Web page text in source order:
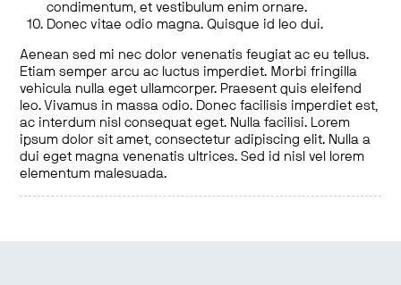
condimentum, et vestibulum enim ornare.
Donec vitae odio magna. Quisque id leo dui.
Aenean sed mi nec dolor venenatis feugiat ac eu tellus.
Etiam semper arcu ac luctus imperdiet. Morbi fringilla
vehicula nulla eget ullamcorper. Praesent quis eleifend
leo. Vivamus in massa odio. Donec facilisis imperdiet est,
ac interdum nisl consequat eget. Nulla facilisi. Lorem
ipsum dolor sit amet, consectetur adipiscing elit. Nulla a
dui eget magna venenatis ultrices. Sed id nisl vel lorem
elementum malesuada.